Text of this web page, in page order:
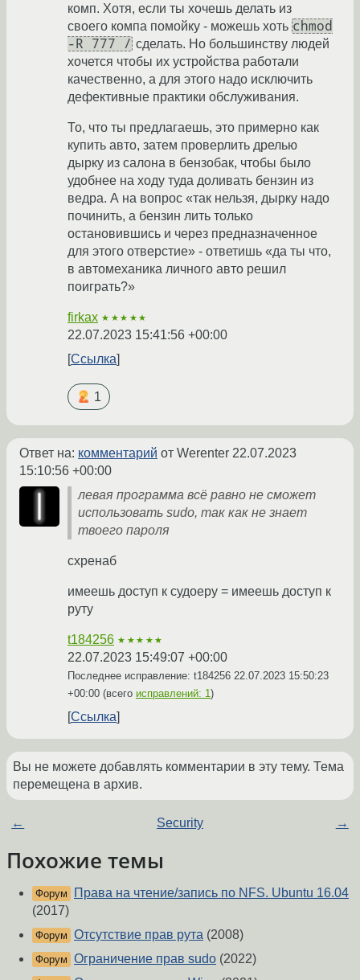
комп. Хотя, если ты хочешь делать из
своего компа помойку - можешь хоть chmod
-R 777 / сделать. Но большинству людей
хочется чтобы их устройства работали
качественно, а для этого надо исключить
дефективные практики обслуживания.
То, что ты предлагаешь, это примерно как
купить авто, затем проверлить дрелью
дырку из салона в бензобак, чтобы было
удобнее на ходу туда доливать бензин из
ведра. А на вопрос «так нельзя, дырку надо
починить, а бензин лить только
остановившись и через предназначенное
для этого отверстие» - ответишь «да ты что,
в автомеханика личного авто решил
поиграть?»
firkax ★★★★★
22.07.2023 15:41:56 +00:00
Ссылка
1
Ответ на: комментарий от Werenter 22.07.2023
15:10:56 +00:00
левая программа всё равно не сможет
использовать sudo, так как не знает
твоего пароля
схренаб
имеешь доступ к судоеру = имеешь доступ к
руту
t184256 ★★★★★
22.07.2023 15:49:07 +00:00
Последнее исправление: t184256 22.07.2023 15:50:23
+00:00 (всего исправлений: 1)
Ссылка
Вы не можете добавлять комментарии в эту тему. Тема
перемещена в архив.
← Security →
Похожие темы
Форум
Права на чтение/запись по NFS. Ubuntu 16.04
(2017)
Форум Отсутствие прав рута (2008)
Форум Ограничение прав sudo (2022)